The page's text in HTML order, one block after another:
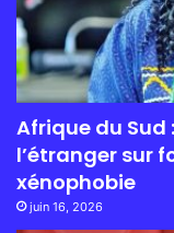
Afrique du Sud
l’étranger sur
xénophobie
juin 16, 2026